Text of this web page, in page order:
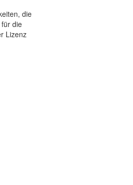
die
die
Lizenz